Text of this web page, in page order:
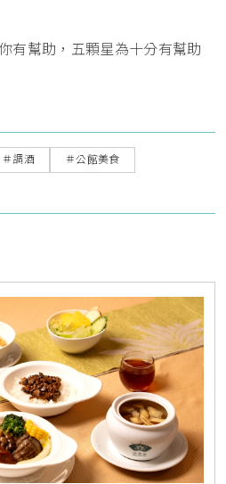
有幫助，五顆星為十分有幫助
＃調酒
＃公館美食